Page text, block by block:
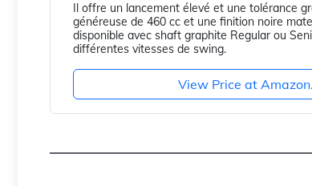
Il offre un lancement élevé et une tolérance
généreuse de 460 cc et une finition noire
disponible avec shaft graphite Regular ou
différentes vitesses de swing.
View Price at